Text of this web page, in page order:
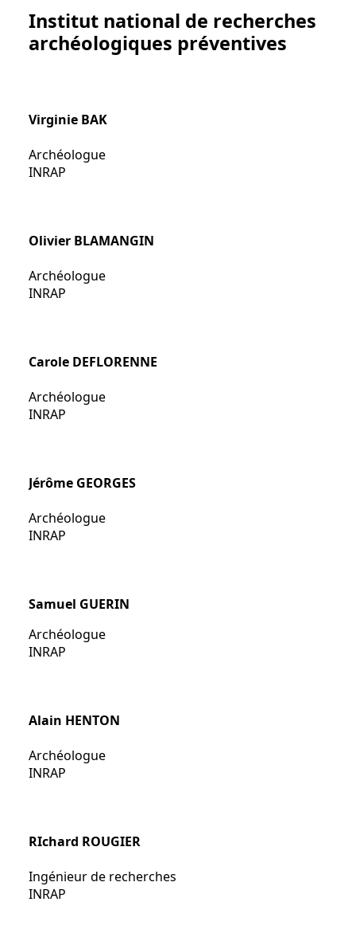
Institut national de recherches
archéologiques préventives
Virginie BAK
Archéologue
INRAP
Olivier BLAMANGIN
Archéologue
INRAP
Carole DEFLORENNE
Archéologue
INRAP
Jérôme GEORGES
Archéologue
INRAP
Samuel GUERIN
Archéologue
INRAP
Alain HENTON
Archéologue
INRAP
RIchard ROUGIER
Ingénieur de recherches
INRAP